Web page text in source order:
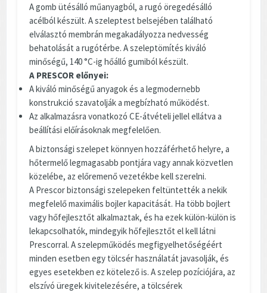
A gomb ütésálló műanyagból, a rugó öregedésálló
acélból készült. A szeleptest belsejében található
elválasztó membrán megakadályozza nedvesség
behatolását a rugótérbe. A szeleptömítés kiváló
minőségű, 140 °C-ig hőálló gumiból készült.
A PRESCOR előnyei:
A kiváló minőségű anyagok és a legmodernebb
konstrukció szavatolják a megbízható működést.
Az alkalmazásra vonatkozó CE-átvételi jellel ellátva a
beállítási előírásoknak megfelelően.
A biztonsági szelepet könnyen hozzáférhető helyre, a
hőtermelő legmagasabb pontjára vagy annak közvetlen
közelébe, az előremenő vezetékbe kell szerelni.
A Prescor biztonsági szelepeken feltüntették a nekik
megfelelő maximális bojler kapacitását. Ha több bojlert
vagy hőfejlesztőt alkalmaztak, és ha ezek külön-külön is
lekapcsolhatók, mindegyik hőfejlesztőt el kell látni
Prescorral. A szelepműködés megfigyelhetőségéért
minden esetben egy tölcsér használatát javasolják, és
egyes esetekben ez kötelező is. A szelep pozíciójára, az
elszívó üregek kivitelezésére, a tölcsérek